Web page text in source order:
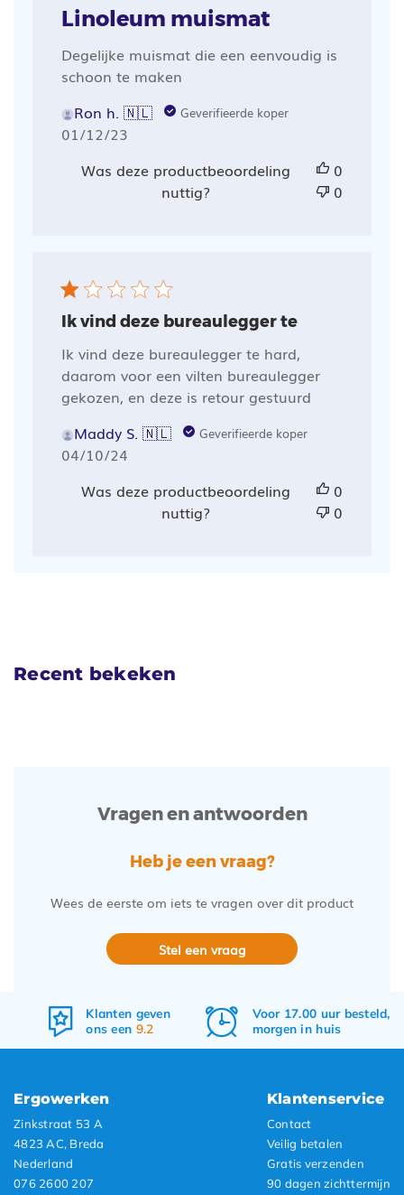
Linoleum muismat
Degelijke muismat die een eenvoudig is
schoon te maken
Ron h. 🇳🇱
Geverifieerde koper
Publicatiedatum
01/12/23
Was deze productbeoordeling
nuttig?
0
0
Ik vind deze bureaulegger te
Ik vind deze bureaulegger te hard,
daarom voor een vilten bureaulegger
gekozen, en deze is retour gestuurd
Maddy S. 🇳🇱
Geverifieerde koper
Publicatiedatum
04/10/24
Was deze productbeoordeling
nuttig?
0
0
Recent bekeken
Vragen en antwoorden
Heb je een vraag?
Wees de eerste om iets te vragen over dit product
Stel een vraag
Klanten geven
ons een 9.2
Voor 17.00 uur besteld,
morgen in huis
Ergowerken
Zinkstraat 53 A
4823 AC, Breda
Nederland
076 2600 207
Klantenservice
Contact
Veilig betalen
Gratis verzenden
90 dagen zichttermijn